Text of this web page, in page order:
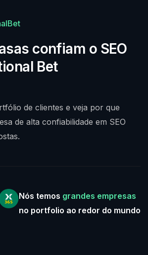
confiam o SEO
Bet
de clientes e veja por que
de alta confiabilidade em SEO
Nós temos grandes empresas
no portfolio ao redor do mundo